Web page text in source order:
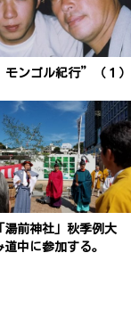
ンゴル紀行”（１）
湯前神社」秋季例大
中に参加する。